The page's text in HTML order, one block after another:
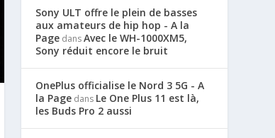
Sony ULT offre le plein de basses
aux amateurs de hip hop - A la
Page dansAvec le WH-1000XM5,
Sony réduit encore le bruit
OnePlus officialise le Nord 3 5G - A
la Page dans Le One Plus 11 est là,
les Buds Pro 2 aussi